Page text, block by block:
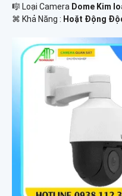
🎼️ Loại Camera Dome Kim
️⌘ Khả Năng : Hoặt Động